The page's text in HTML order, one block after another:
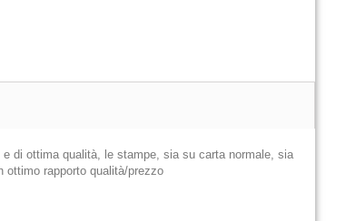
di ottima qualità, le stampe, sia su carta normale, sia
ottimo rapporto qualità/prezzo